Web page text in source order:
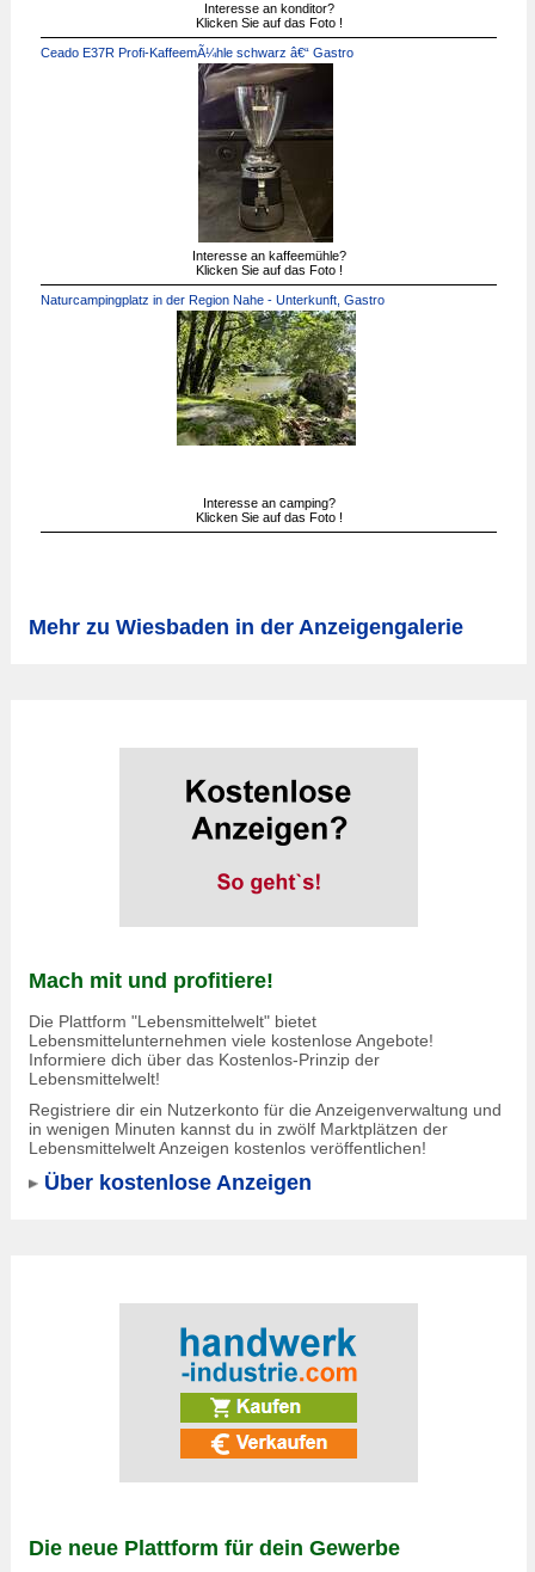
Interesse an konditor?
Klicken Sie auf das Foto !
Ceado E37R Profi-KaffeemÃ¼hle schwarz â€“ Gastro
Interesse an kaffeemühle?
Klicken Sie auf das Foto !
Naturcampingplatz in der Region Nahe - Unterkunft, Gastro
Interesse an camping?
Klicken Sie auf das Foto !
Mehr zu Wiesbaden in der Anzeigengalerie
Mach mit und profitiere!
Die Plattform "Lebensmittelwelt" bietet
Lebensmittelunternehmen viele kostenlose Angebote!
Informiere dich über das Kostenlos-Prinzip der
Lebensmittelwelt!
Registriere dir ein Nutzerkonto für die Anzeigenverwaltung und
in wenigen Minuten kannst du in zwölf Marktplätzen der
Lebensmittelwelt Anzeigen kostenlos veröffentlichen!
Über kostenlose Anzeigen
Die neue Plattform für dein Gewerbe